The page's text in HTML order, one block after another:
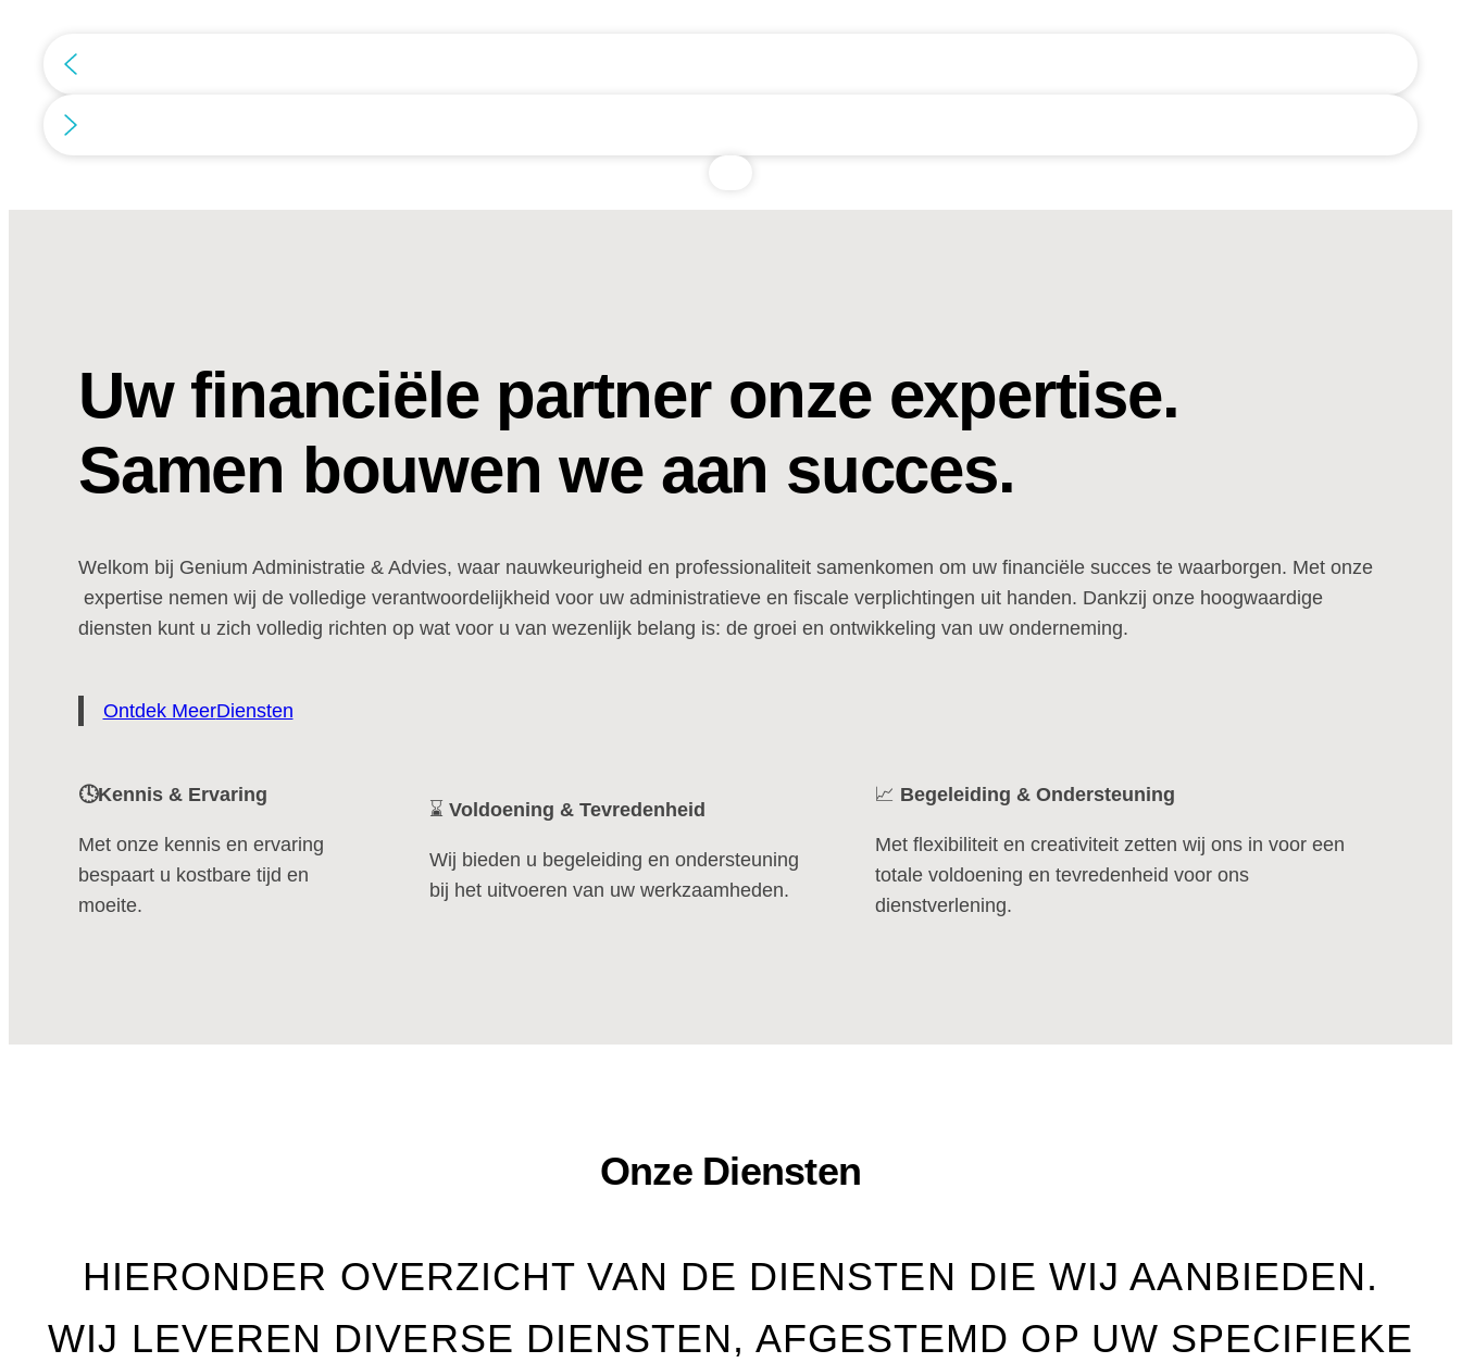
Uw financiële partner onze expertise.
Samen bouwen we aan succes.
Welkom bij Genium Administratie & Advies, waar nauwkeurigheid en professionaliteit samenkomen om uw financiële succes te waarborgen. Met onze
expertise nemen wij de volledige verantwoordelijkheid voor uw administratieve en fiscale verplichtingen uit handen. Dankzij onze hoogwaardige
diensten kunt u zich volledig richten op wat voor u van wezenlijk belang is: de groei en ontwikkeling van uw onderneming.
Ontdek MeerDiensten
🕓Kennis & Ervaring
Met onze kennis en ervaring
bespaart u kostbare tijd en
moeite.
⌛Voldoening & Tevredenheid
Wij bieden u begeleiding en ondersteuning
bij het uitvoeren van uw werkzaamheden.
📈 Begeleiding & Ondersteuning
Met flexibiliteit en creativiteit zetten wij ons in voor een
totale voldoening en tevredenheid voor ons
dienstverlening.
Onze Diensten
HIERONDER OVERZICHT VAN DE DIENSTEN DIE WIJ AANBIEDEN.
WIJ LEVEREN DIVERSE DIENSTEN, AFGESTEMD OP UW SPECIFIEKE